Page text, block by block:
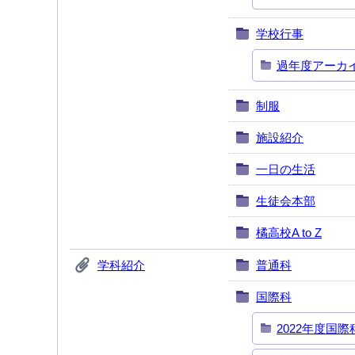
学校行事
過年度アーカ
制服
施設紹介
一日の生活
生徒会本部
橘高校A to Z
学科紹介 普通科
国際科
2022年度国際